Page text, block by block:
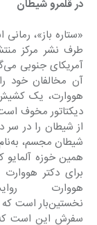
در قلمرو شیطان
«ستاره باز»،
طرف نشر مرکز
هووارت، یک
دیکتاتور مخوف
از شیطان را در